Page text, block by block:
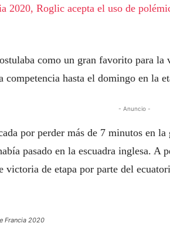
2020, Roglic acepta el uso de
como un gran favorito para
competencia hasta el domingo en la
- Anuncio -
por perder más de 7 minutos en
pasado en la escuadra inglesa. A
victoria de etapa por parte del
Francia 2020